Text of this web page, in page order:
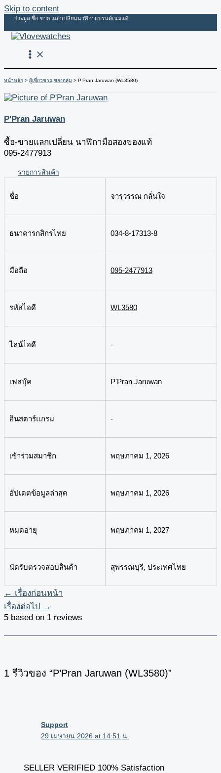
Skip to content
ประมูล ซื้อ ขาย แลกเปลี่ยนนาฬิกาแบรนด์เนมแท้
หน้าหลัก ผู้เชี่ยวชาญของกลุ่ม P’Pran Jaruwan (WL3580)
P'Pran Jaruwan
ซื้อ-ขายแลกเปลี่ยน นาฬิกามือสองของแท้
095-2477913
รายการสินค้า
ชื่อ จารุวรรณ กลั่นใจ
ธนาคารกสิกรไทย 034-8-17313-8
มือถือ 095-2477913
รหัสไอดี WL3580
ไลน์ไอดี -
เฟสบุ๊ค P'Pran Jaruwan
อินสตาร์แกรม -
เข้าร่วมสมาชิก พฤษภาคม 1, 2026
อัปเดตข้อมูลล่าสุด พฤษภาคม 1, 2026
หมดอายุ พฤษภาคม 1, 2027
นัดรับตรวจสอบสินค้า สุพรรณบุรี, ประเทศไทย
← เรื่องก่อนหน้า
เรื่องต่อไป →
5 based on 1 reviews
1 รีวิวของ “P’Pran Jaruwan (WL3580)”
Support
29 เมษายน 2026 at 14:51 น.
SELLER VERIFIED 100% Satisfaction